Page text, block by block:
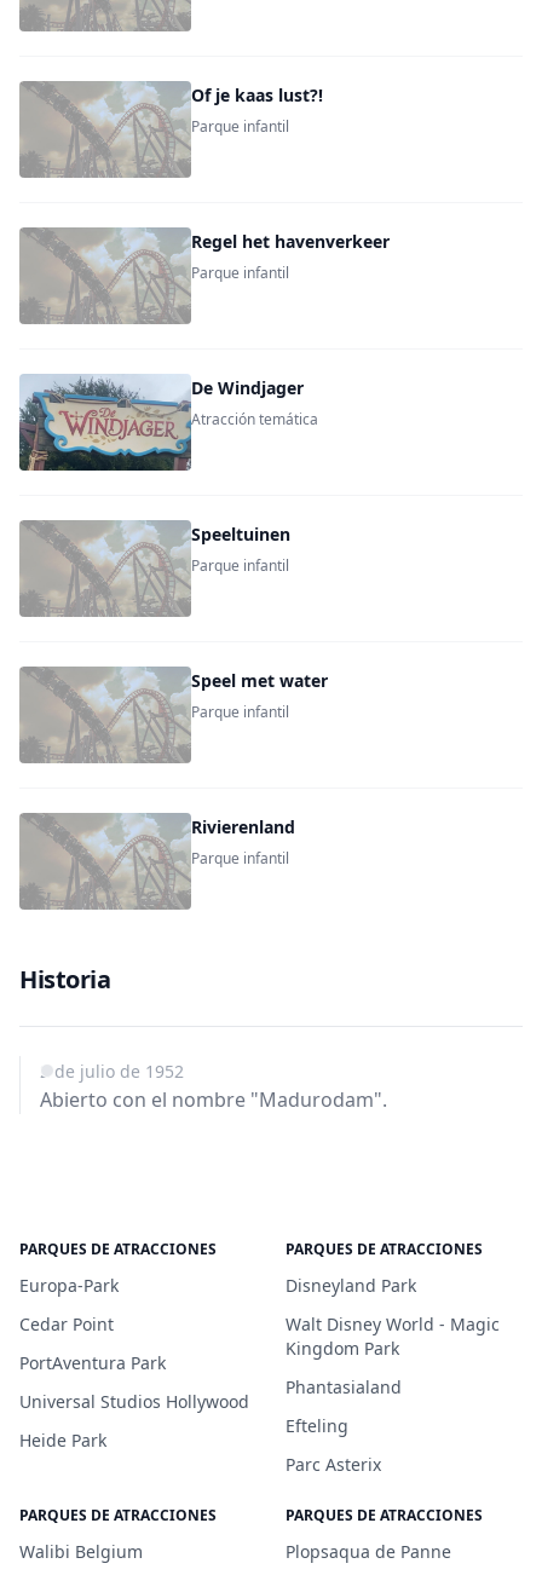
Of je kaas lust?!
Parque infantil
Regel het havenverkeer
Parque infantil
De Windjager
Atracción temática
Speeltuinen
Parque infantil
Speel met water
Parque infantil
Rivierenland
Parque infantil
Historia
2 de julio de 1952
Abierto con el nombre "Madurodam".
PARQUES DE ATRACCIONES
Europa-Park
Cedar Point
PortAventura Park
Universal Studios Hollywood
Heide Park
PARQUES DE ATRACCIONES
Disneyland Park
Walt Disney World - Magic
Kingdom Park
Phantasialand
Efteling
Parc Asterix
PARQUES DE ATRACCIONES
Walibi Belgium
PARQUES DE ATRACCIONES
Plopsaqua de Panne